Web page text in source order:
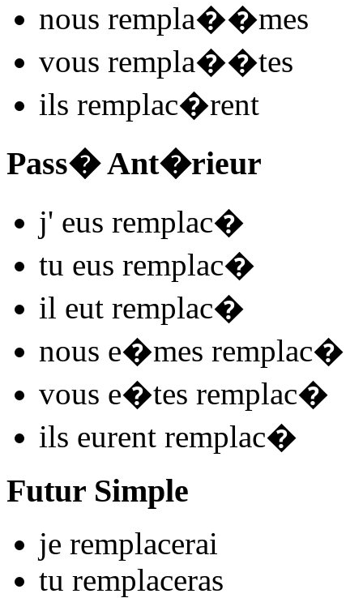
nous rempla��mes
vous rempla��tes
ils remplac�rent
Pass� Ant�rieur
j' eus remplac�
tu eus remplac�
il eut remplac�
nous e�mes remplac�
vous e�tes remplac�
ils eurent remplac�
Futur Simple
je remplacerai
tu remplaceras